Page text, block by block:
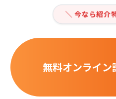
＼ 今なら紹介
無料オンライン